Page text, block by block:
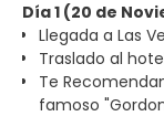
Día 1 (20 de
Llegada a Las
Traslado al
Te
famoso